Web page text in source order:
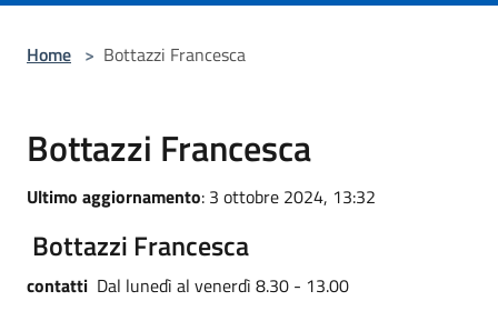
Home > Bottazzi Francesca
Bottazzi Francesca
Ultimo aggiornamento: 3 ottobre 2024, 13:32
Bottazzi Francesca
contatti Dal lunedì al venerdì 8.30 - 13.00